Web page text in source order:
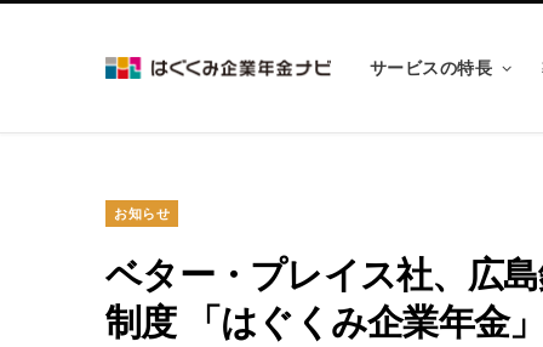
サービスの特長
お知らせ
ベター・プレイス社、広
制度 「はぐくみ企業年金